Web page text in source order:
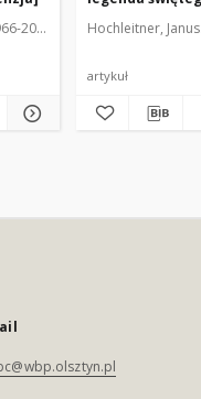
2018)
Hochleitner,
artykuł